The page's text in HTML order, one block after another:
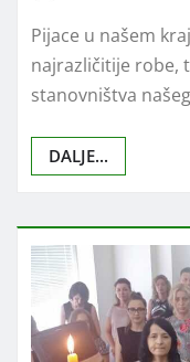
Pijace u našem
najrazličitije robe,
stanovništva
DALJE...